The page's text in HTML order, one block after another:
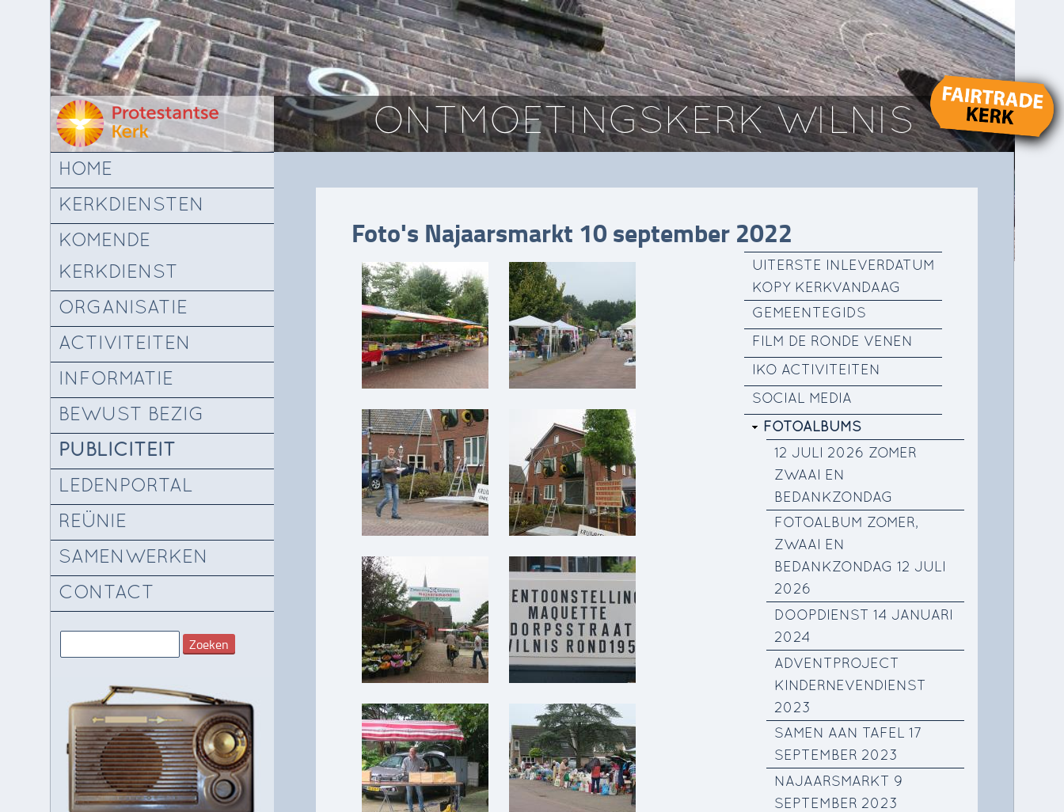
ONTMOETINGSKERK WILNIS
Foto's Najaarsmarkt 10 september 2022
UITERSTE INLEVERDATUM
KOPY KERKVANDAAG
GEMEENTEGIDS
FILM DE RONDE VENEN
IKO ACTIVITEITEN
SOCIAL MEDIA
FOTOALBUMS
12 JULI 2026 ZOMER
ZWAAI EN
BEDANKZONDAG
FOTOALBUM ZOMER,
ZWAAI EN
BEDANKZONDAG 12 JULI
2026
DOOPDIENST 14 JANUARI
2024
ADVENTPROJECT
KINDERNEVENDIENST
2023
SAMEN AAN TAFEL 17
SEPTEMBER 2023
NAJAARSMARKT 9
SEPTEMBER 2023
HOME
KERKDIENSTEN
KOMENDE
KERKDIENST
ORGANISATIE
ACTIVITEITEN
INFORMATIE
BEWUST BEZIG
PUBLICITEIT
LEDENPORTAL
REÜNIE
SAMENWERKEN
CONTACT